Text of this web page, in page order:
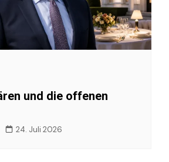
und die offenen
24. Juli 2026